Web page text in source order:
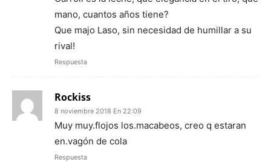
mano, cuantos años tiene?
Que majo Laso, sin necesidad de humillar a su
rival!
Respuesta
Rockiss
8 noviembre 2018 En 22:09
Muy muy.flojos los.macabeos, creo q estaran
en.vagón de cola
Respuesta